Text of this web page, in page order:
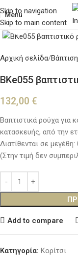
Skip to navigation
Skip to main content
Menu
Κλικ για
Αρχική σελίδα Βάπτιση
BKe055
132,00 €
Βαπτιστικά ρούχα για
κατασκευής, από την
Διατίθενται σε
(Στην τιμή δεν
Add to compare
Κατηγορία: Κορίτσι